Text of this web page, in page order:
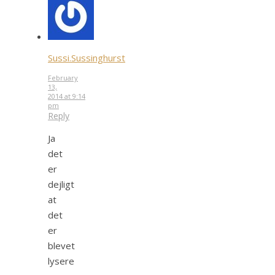
Sussi.Sussinghurst
February
13,
2014 at 9:14
pm
Reply
Ja
det
er
dejligt
at
det
er
blevet
lysere